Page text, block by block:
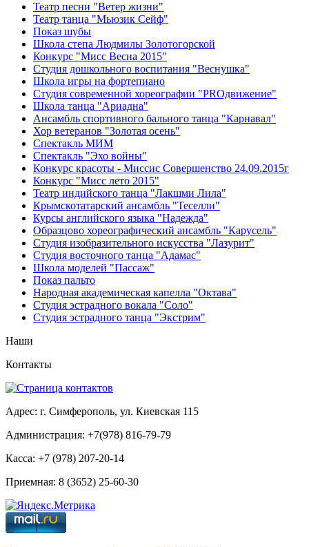
Театр песни "Ветер жизни"
Театр танца "Мьюзик Сейф"
Показ шубы
Школа степа Людмилы Золотогорской
Конкурс "Мисс Весна 2015"
Студия дошкольного воспитания "Веснушка"
Школа игры на фортепиано
Студия современной хореографии "PROдвижение"
Школа танца "Ариадна"
Ансамбль спортивного бального танца "Карнавал"
Хор ветеранов "Золотая осень"
Спектакль МИМ
Спектакль "Эхо войны"
Конкурс красоты - Миссис Совершенство 24.09.2015г
Конкурс "Мисс лето 2015"
Театр индийского танца "Лакшми Лила"
Крымскотатарский ансамбль "Теселли"
Курсы английского языка "Надежда"
Образцово хореографический ансамбль "Карусель"
Студия изобразительного искусства "Лазурит"
Студия восточного танца "Адамас"
Школа моделей "Пассаж"
Показ пальто
Народная академическая капелла "Октава"
Студия эстрадного вокала "Соло"
Студия эстрадного танца "Экстрим"
Наши
Контакты
Адрес: г. Симферополь, ул. Киевская 115
Администрация: +7(978) 816-79-79
Касса: +7 (978) 207-20-14
Приемная: 8 (3652) 25-60-30